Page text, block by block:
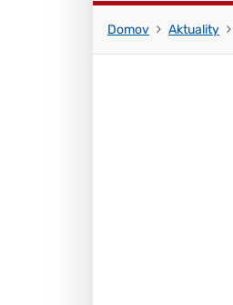
Domov Aktuality